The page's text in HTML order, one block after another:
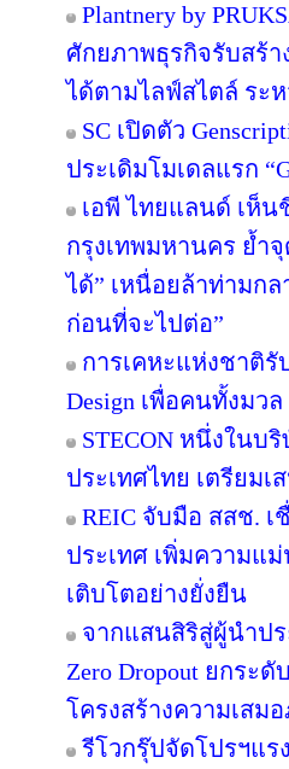
Plantnery by
ศักยภาพธุรกิจรับสร้
ได้ตามไลฟ์สไตล์ ระห
SC เปิดตัว
ประเดิมโมเดลแรก
เอพี ไทยแลนด์ เห็น
กรุงเทพมหานคร ย้ำ
ได้” เหนื่อยล้าท่ามก
ก่อนที่จะไปต่อ”
การเคหะแห่งชาติ
Design เพื่อคนทั้งมวล
STECON หนึ่งในบ
ประเทศไทย เตรียม
REIC จับมือ สสช.
ประเทศ เพิ่มความแ
เติบโตอย่างยั่งยืน
จากแสนสิริสู่ผู้นำปร
Zero Dropout ยกระ
โครงสร้างความเสม
รีโวกรุ๊ปจัดโปรฯแร